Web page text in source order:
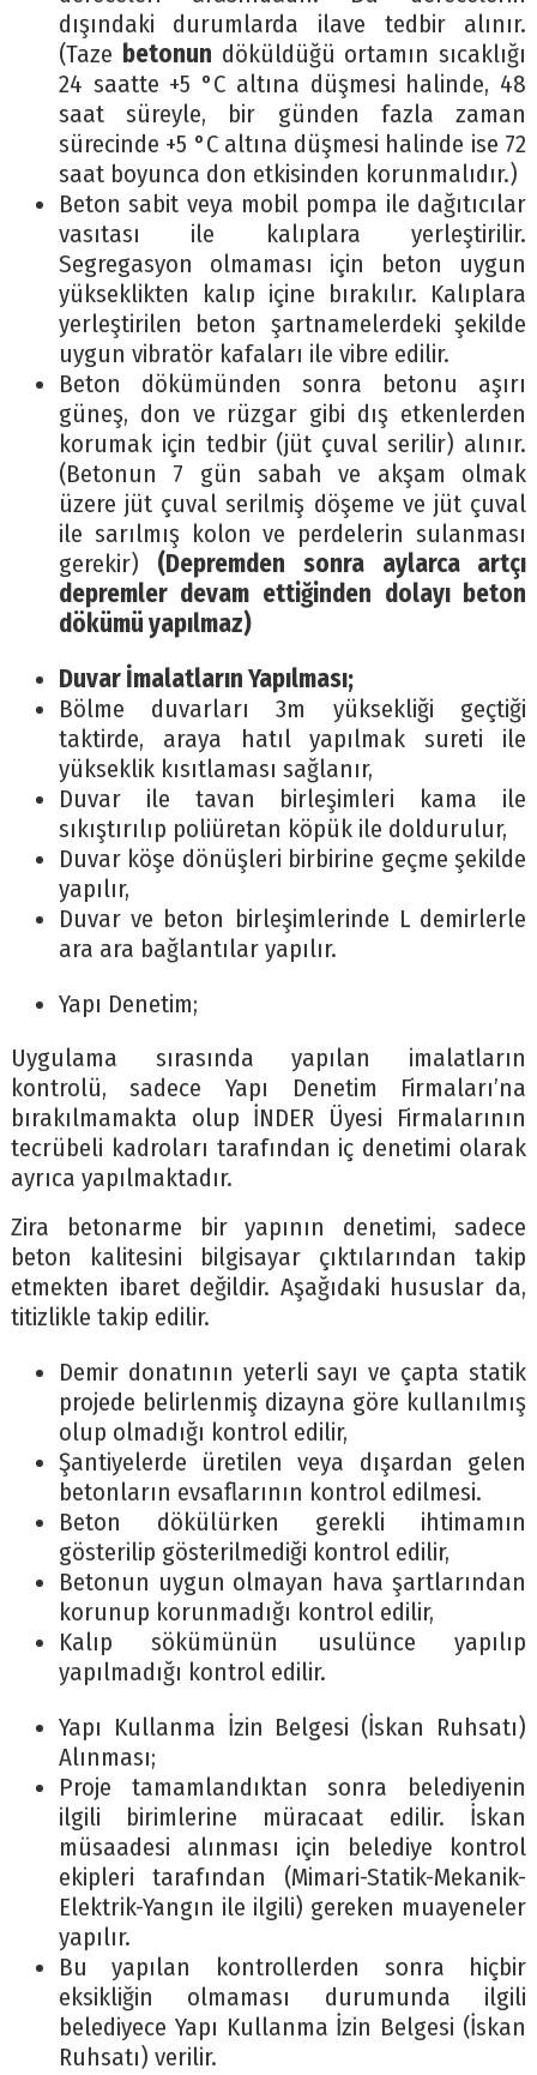
dışındaki durumlarda ilave tedbir alınır.
(Taze betonun döküldüğü ortamın sıcaklığı
24 saatte +5 °C altına düşmesi halinde, 48
saat süreyle, bir günden fazla zaman
sürecinde +5 °C altına düşmesi halinde ise 72
saat boyunca don etkisinden korunmalıdır.)
Beton sabit veya mobil pompa ile dağıtıcılar
vasıtası ile kalıplara yerleştirilir.
Segregasyon olmaması için beton uygun
yükseklikten kalıp içine bırakılır. Kalıplara
yerleştirilen beton şartnamelerdeki şekilde
uygun vibratör kafaları ile vibre edilir.
Beton dökümünden sonra betonu aşırı
güneş, don ve rüzgar gibi dış etkenlerden
korumak için tedbir (jüt çuval serilir) alınır.
(Betonun 7 gün sabah ve akşam olmak
üzere jüt çuval serilmiş döşeme ve jüt çuval
ile sarılmış kolon ve perdelerin sulanması
gerekir) (Depremden sonra aylarca artçı
depremler devam ettiğinden dolayı beton
dökümü yapılmaz)
Duvar İmalatların Yapılması;
Bölme duvarları 3m yüksekliği geçtiği
taktirde, araya hatıl yapılmak sureti ile
yükseklik kısıtlaması sağlanır,
Duvar ile tavan birleşimleri kama ile
sıkıştırılıp poliüretan köpük ile doldurulur,
Duvar köşe dönüşleri birbirine geçme şekilde
yapılır,
Duvar ve beton birleşimlerinde L demirlerle
ara ara bağlantılar yapılır.
Yapı Denetim;
Uygulama sırasında yapılan imalatların
kontrolü, sadece Yapı Denetim Firmaları’na
bırakılmamakta olup İNDER Üyesi Firmalarının
tecrübeli kadroları tarafından iç denetimi olarak
ayrıca yapılmaktadır.
Zira betonarme bir yapının denetimi, sadece
beton kalitesini bilgisayar çıktılarından takip
etmekten ibaret değildir. Aşağıdaki hususlar da,
titizlikle takip edilir.
Demir donatının yeterli sayı ve çapta statik
projede belirlenmiş dizayna göre kullanılmış
olup olmadığı kontrol edilir,
Şantiyelerde üretilen veya dışardan gelen
betonların evsaflarının kontrol edilmesi.
Beton dökülürken gerekli ihtimamın
gösterilip gösterilmediği kontrol edilir,
Betonun uygun olmayan hava şartlarından
korunup korunmadığı kontrol edilir,
Kalıp sökümünün usulünce yapılıp
yapılmadığı kontrol edilir.
Yapı Kullanma İzin Belgesi (İskan Ruhsatı)
Alınması;
Proje tamamlandıktan sonra belediyenin
ilgili birimlerine müracaat edilir. İskan
müsaadesi alınması için belediye kontrol
ekipleri tarafından (Mimari-Statik-Mekanik-
Elektrik-Yangın ile ilgili) gereken muayeneler
yapılır.
Bu yapılan kontrollerden sonra hiçbir
eksikliğin olmaması durumunda ilgili
belediyece Yapı Kullanma İzin Belgesi (İskan
Ruhsatı) verilir.